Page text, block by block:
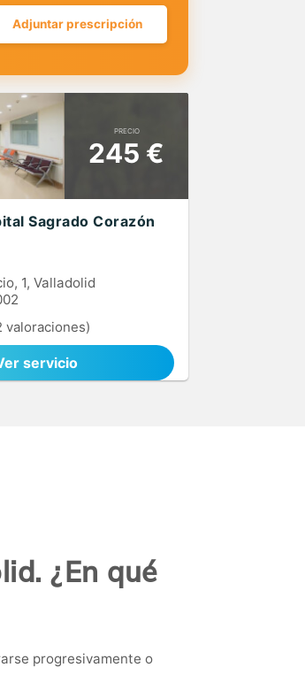
Adjuntar prescripción
PRECIO
245 €
Sagrado Corazón
1, Valladolid
valoraciones)
servicio
¿En qué
progresivamente o